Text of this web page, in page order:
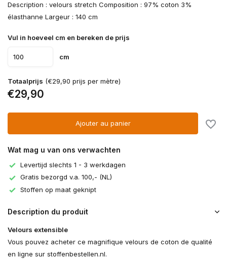
Description : velours stretch Composition : 97% coton 3%
élasthanne Largeur : 140 cm
Vul in hoeveel cm en bereken de prijs
cm
Totaalprijs (€29,90 prijs per mètre)
€29,90
Ajouter au panier
Wat mag u van ons verwachten
Levertijd slechts 1 - 3 werkdagen
Gratis bezorgd v.a. 100,- (NL)
Stoffen op maat geknipt
Description du produit
Velours extensible
Vous pouvez acheter ce magnifique velours de coton de qualité
en ligne sur stoffenbestellen.nl.